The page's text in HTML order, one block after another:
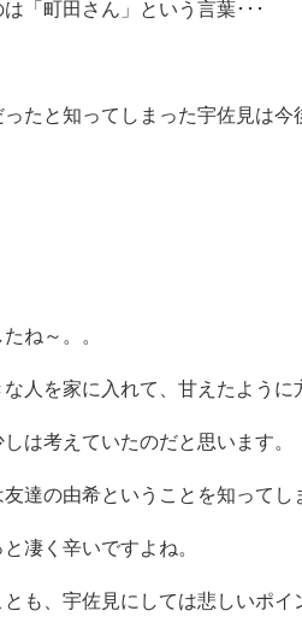
「町田さん」という言葉･･･
たと知ってしまった宇佐見は今
ね～。。
人を家に入れて、甘えたように
は考えていたのだと思います。
達の由希ということを知ってし
凄く辛いですよね。
も、宇佐見にしては悲しいポイ